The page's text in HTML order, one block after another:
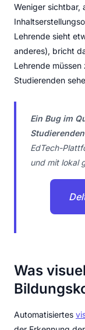
Weniger sichtbar,
Lehrende sieht
anderes), bricht
Lehrende
Studierenden
Ein Bug im
EdTech-
und mit lokal
Was
Automatisiertes